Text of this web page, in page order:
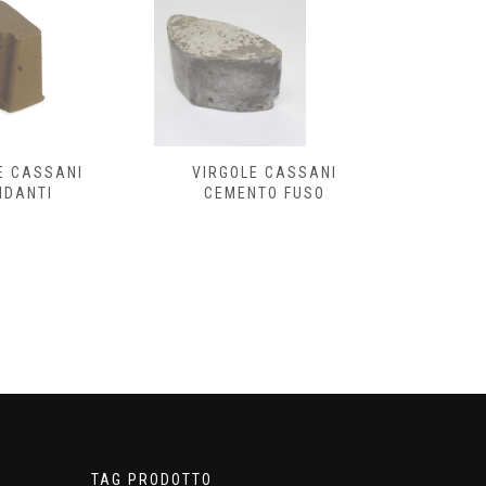
CASSANI
VIRGOLE CASSANI
CEMENTO FUSO
TAG PRODOTTO